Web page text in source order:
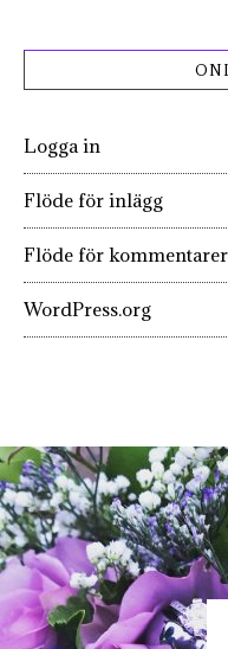
Logga in
Flöde för inlägg
Flöde för kommentarer
WordPress.org